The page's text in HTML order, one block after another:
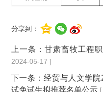
王凯玉
女
张胜利
女
李春英
司环环
女
分享到：
上一条： 甘肃畜牧工程
2024-05-17 ]
下一条：经贸与人文学
试免试生拟推荐名单公示